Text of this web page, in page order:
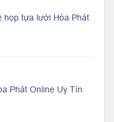
họp tựa lưới Hòa Phát
Phát Online Uy Tín